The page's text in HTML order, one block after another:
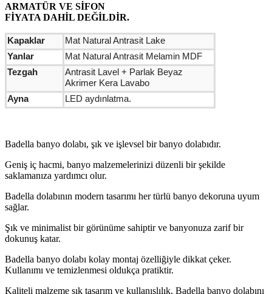
ARMATÜR VE SİFON
FİYATA DAHİL DEĞİLDİR.
Kapaklar
Mat Natural Antrasit Lake
Yanlar
Mat Natural Antrasit Melamin MDF
Tezgah
Antrasit Lavel + Parlak Beyaz
Akrimer Kera Lavabo
Ayna
LED aydınlatma.
Badella banyo dolabı, şık ve işlevsel bir banyo dolabıdır.
Geniş iç hacmi, banyo malzemelerinizi düzenli bir şekilde
saklamanıza yardımcı olur.
Badella dolabının modern tasarımı her türlü banyo dekoruna uyum
sağlar.
Şık ve minimalist bir görünüme sahiptir ve banyonuza zarif bir
dokunuş katar.
Badella banyo dolabı kolay montaj özelliğiyle dikkat çeker.
Kullanımı ve temizlenmesi oldukça pratiktir.
Kaliteli malzeme şık tasarım ve kullanışlılık, Badella banyo dolabını